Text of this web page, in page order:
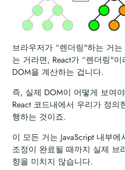
브라우저가 “렌더링"하는 거
는 거라면, React가 “렌더링"
DOM을 계산하는 겁니다.
즉, 실제 DOM이 어떻게 보여
React 코드내에서 우리가 정
행하는 것이죠.
이 모든 거는 JavaScript 내부
조정이 완료될 때까지 실제 브
향을 미치지 않습니다.